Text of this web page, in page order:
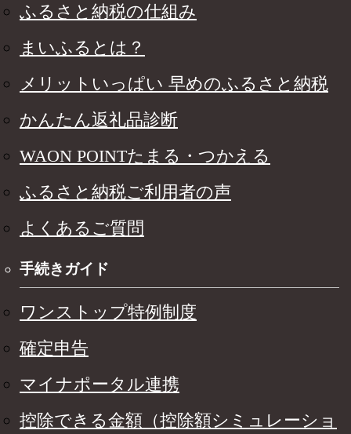
ふるさと納税の仕組み
まいふるとは？
メリットいっぱい 早めのふるさと納税
かんたん返礼品診断
WAON POINTたまる・つかえる
ふるさと納税ご利用者の声
よくあるご質問
手続きガイド
ワンストップ特例制度
確定申告
マイナポータル連携
控除できる金額（控除額シミュレーショ